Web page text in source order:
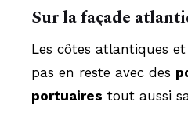
Sur la façade
Les côtes atlantiques
pas en reste avec des
portuaires tout aussi